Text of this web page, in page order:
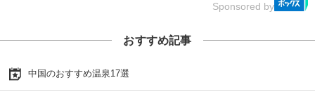
Sponsored by
おすすめ記事
中国のおすすめ温泉17選